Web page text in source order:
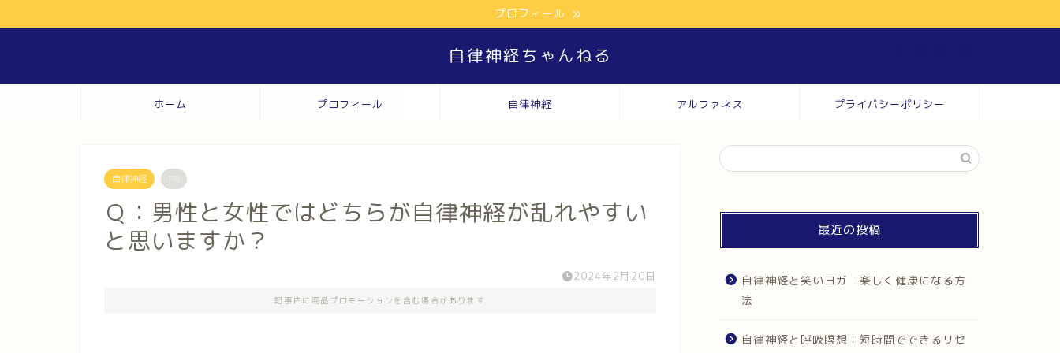
プロフィール
自律神経ちゃんねる
ホーム プロフィール 自律神経 アルファネス プライバシーポリシー
自律神経 PR
Ｑ：男性と女性ではどちらが自律神経が乱れやすい
と思いますか？
2024年2月20日
記事内に商品プロモーションを含む場合があります
最近の投稿
自律神経と笑いヨガ：楽しく健康になる方
法
自律神経と呼吸瞑想：短時間でできるリセ